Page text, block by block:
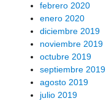
febrero 2020
enero 2020
diciembre 2019
noviembre 2019
octubre 2019
septiembre 2019
agosto 2019
julio 2019